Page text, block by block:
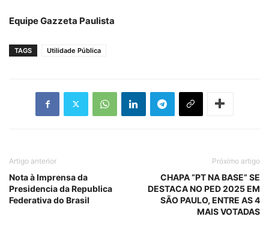
Equipe Gazzeta Paulista
TAGS Utilidade Pública
Artigo anterior
Nota à Imprensa da
Presidencia da Republica
Federativa do Brasil
Próximo artigo
CHAPA “PT NA BASE” SE
DESTACA NO PED 2025 EM
SÃO PAULO, ENTRE AS 4
MAIS VOTADAS